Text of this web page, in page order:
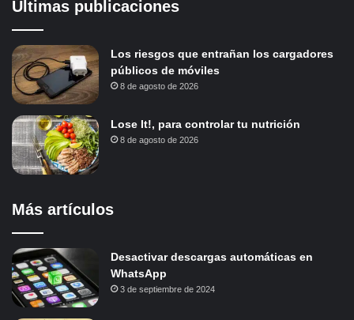
Últimas publicaciones
Los riesgos que entrañan los cargadores
públicos de móviles
8 de agosto de 2026
Lose It!, para controlar tu nutrición
8 de agosto de 2026
Más artículos
Desactivar descargas automáticas en
WhatsApp
3 de septiembre de 2024